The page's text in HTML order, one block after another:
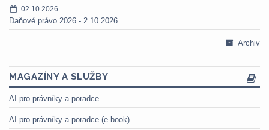
02.10.2026
Daňové právo 2026 - 2.10.2026
Archiv
MAGAZÍNY A SLUŽBY
AI pro právníky a poradce
AI pro právníky a poradce (e-book)